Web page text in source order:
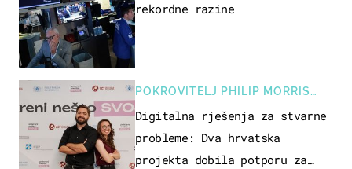
rekordne razine
POKROVITELJ PHILIP MORRIS
ZAGREB
Digitalna rješenja za stvarne
probleme: Dva hrvatska
projekta dobila potporu za